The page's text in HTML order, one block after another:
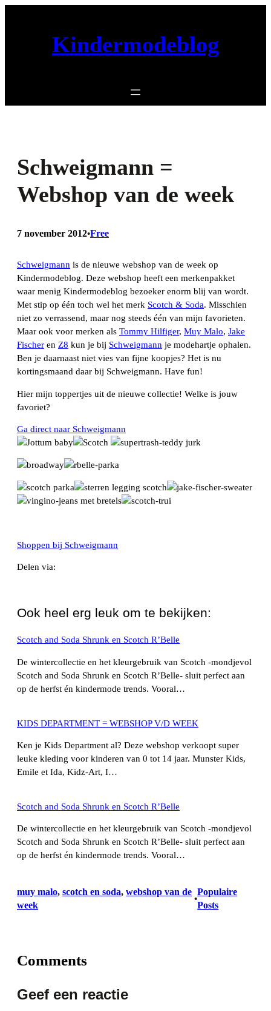
Kindermodeblog
Schweigmann =
Webshop van de week
7 november 2012•Free
Schweigmann is de nieuwe webshop van de week op
Kindermodeblog. Deze webshop heeft een merkenpakket
waar menig Kindermodeblog bezoeker enorm blij van wordt.
Met stip op één toch wel het merk Scotch & Soda. Misschien
niet zo verrassend, maar nog steeds één van mijn favorieten.
Maar ook voor merken als Tommy Hilfiger, Muy Malo, Jake
Fischer en Z8 kun je bij Schweigmann je modehartje ophalen.
Ben je daarnaast niet vies van fijne koopjes? Het is nu
kortingsmaand daar bij Schweigmann. Have fun!
Hier mijn toppertjes uit de nieuwe collectie! Welke is jouw
favoriet?
Ga direct naar Schweigmann
Shoppen bij Schweigmann
Delen via:
Ook heel erg leuk om te bekijken:
Scotch and Soda Shrunk en Scotch R’Belle
De wintercollectie en het kleurgebruik van Scotch -mondjevol
Scotch and Soda Shrunk en Scotch R’Belle- sluit perfect aan
op de herfst én kindermode trends. Vooral…
KIDS DEPARTMENT = WEBSHOP V/D WEEK
Ken je Kids Department al? Deze webshop verkoopt super
leuke kleding voor kinderen van 0 tot 14 jaar. Munster Kids,
Emile et Ida, Kidz-Art, I…
Scotch and Soda Shrunk en Scotch R’Belle
De wintercollectie en het kleurgebruik van Scotch -mondjevol
Scotch and Soda Shrunk en Scotch R’Belle- sluit perfect aan
op de herfst én kindermode trends. Vooral…
muy malo, scotch en soda, webshop van de
week
•
Populaire
Posts
Comments
Geef een reactie